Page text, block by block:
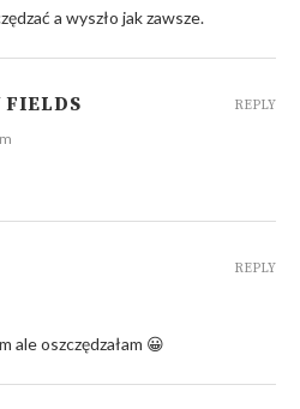
a wyszło jak zawsze.
FIELDS REPLY
ale oszczędzałam 😀
REPLY